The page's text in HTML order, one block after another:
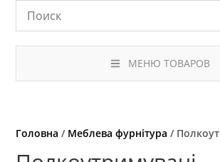
МЕНЮ ТОВАРОВ
Головна / Меблева фурнітура /